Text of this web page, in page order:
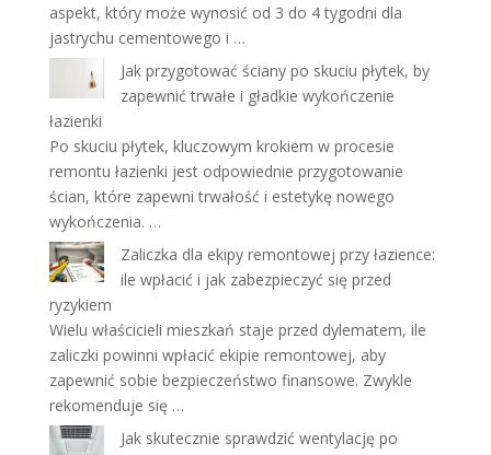
aspekt, który może wynosić od 3 do 4 tygodni dla
jastrychu cementowego i …
Jak przygotować ściany po skuciu płytek, by
zapewnić trwałe i gładkie wykończenie
łazienki
Po skuciu płytek, kluczowym krokiem w procesie
remontu łazienki jest odpowiednie przygotowanie
ścian, które zapewni trwałość i estetykę nowego
wykończenia. …
Zaliczka dla ekipy remontowej przy łazience:
ile wpłacić i jak zabezpieczyć się przed
ryzykiem
Wielu właścicieli mieszkań staje przed dylematem, ile
zaliczki powinni wpłacić ekipie remontowej, aby
zapewnić sobie bezpieczeństwo finansowe. Zwykle
rekomenduje się …
Jak skutecznie sprawdzić wentylację po